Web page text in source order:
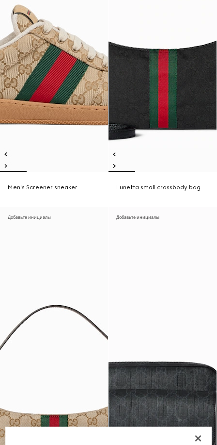
Men's Screener sneaker Lunetta small crossbody bag
Добавьте инициалы Добавьте инициалы